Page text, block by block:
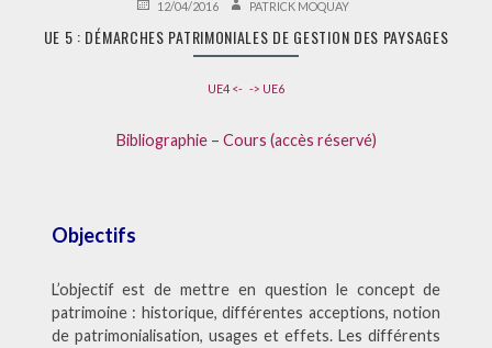
12/04/2016 PATRICK MOQUAY
UE 5 : DÉMARCHES PATRIMONIALES DE GESTION DES PAYSAGES
UE4 <- -> UE6
Bibliographie– Cours (accès réservé)
Objectifs
L’objectif est de mettre en question le concept de
patrimoine : historique, différentes acceptions, notion
de patrimonialisation, usages et effets. Les différents